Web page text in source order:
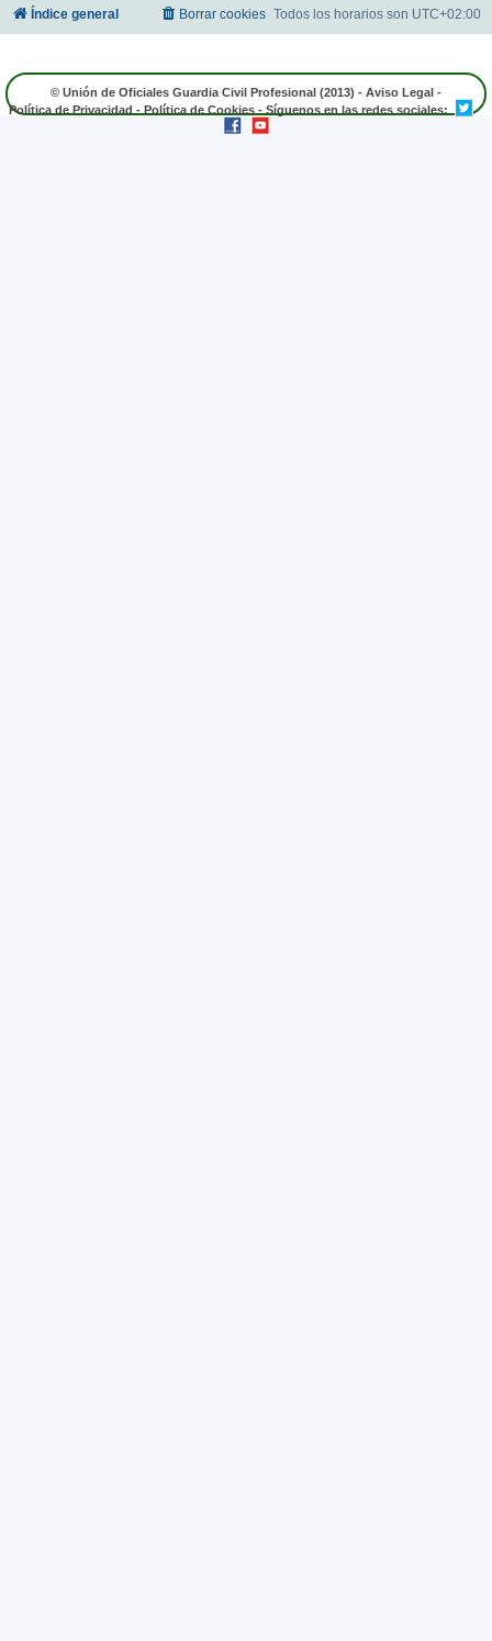
Índice general Todos los horarios son UTC+02:00
Borrar cookies
© Unión de Oficiales Guardia Civil Profesional (2013) - Aviso Legal -
Política de Privacidad - Política de Cookies - Síguenos en las redes sociales: